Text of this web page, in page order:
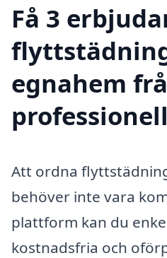
Få 3
egnahem
Att ordna
behöver inte vara
plattform kan du
kostnadsfria och